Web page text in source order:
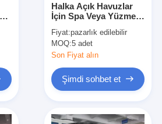
Halka Açık Havuzlar
İçin Spa Veya Yüzme
84KW Galvanizli Sac
Fiyat:pazarlık edilebilir
MOQ:5 adet
Son Fiyat alın
Şimdi sohbet et